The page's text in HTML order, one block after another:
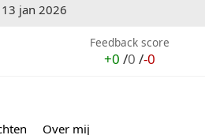
13 jan 2026
Feedback score
+0 /0 /-0
Over mij